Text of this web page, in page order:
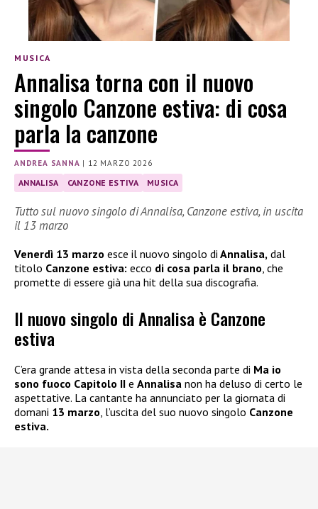
MUSICA
Annalisa torna con il nuovo
singolo Canzone estiva: di cosa
parla la canzone
ANDREA SANNA | 12 MARZO 2026
ANNALISA CANZONE ESTIVA MUSICA
Tutto sul nuovo singolo di Annalisa, Canzone estiva, in uscita
il 13 marzo
Venerdì 13 marzo esce il nuovo singolo di Annalisa, dal
titolo Canzone estiva: ecco di cosa parla il brano, che
promette di essere già una hit della sua discografia.
Il nuovo singolo di Annalisa è Canzone
estiva
C’era grande attesa in vista della seconda parte di Ma io
sono fuoco Capitolo II e Annalisa non ha deluso di certo le
aspettative. La cantante ha annunciato per la giornata di
domani 13 marzo , l’uscita del suo nuovo singolo Canzone
estiva.